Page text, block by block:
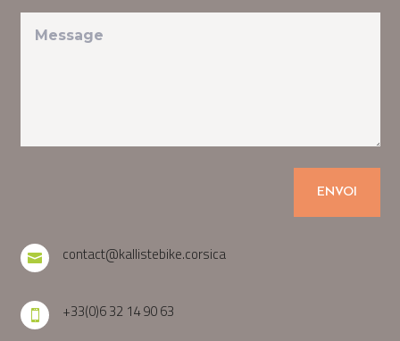
ENVOI
 contact@kallistebike.corsica
 +33(0)6 32 14 90 63